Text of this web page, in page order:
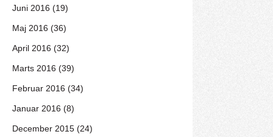
Juni 2016 (19)
Maj 2016 (36)
April 2016 (32)
Marts 2016 (39)
Februar 2016 (34)
Januar 2016 (8)
December 2015 (24)